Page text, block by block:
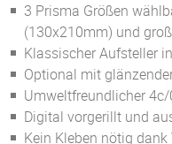
3 Prisma Größen
(130x210mm) und
Klassischer Aufsteller
Optional mit
Umweltfreundlicher
Digital vorgerillt und
Kein Kleben nötig